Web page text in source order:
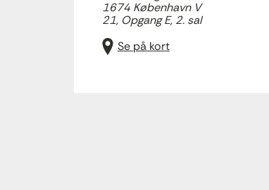
1674 København V
21, Opgang E, 2. sal
Se på kort